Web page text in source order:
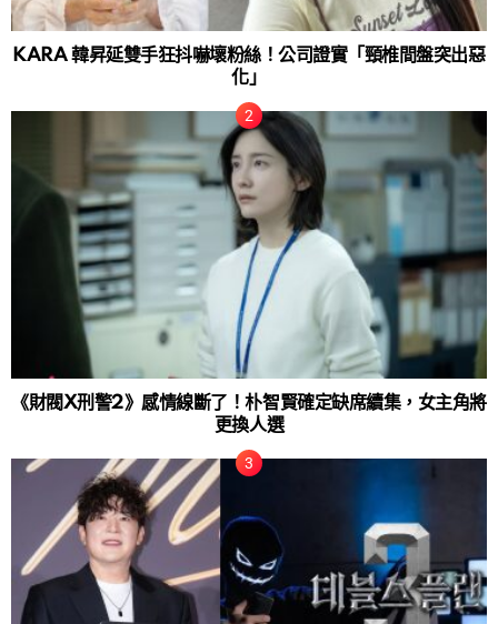
KARA 韓昇延雙手狂抖嚇壞粉絲！公司證實「頸椎間盤突出惡
化」
《財閥X刑警2》感情線斷了！朴智賢確定缺席續集，女主角將
更換人選